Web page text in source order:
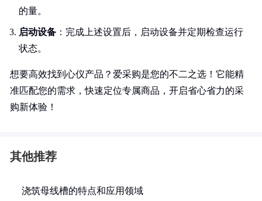
的量。
启动设备 ：完成上述设置后，启动设备并定期检查运行
状态。
想要高效找到心仪产品？爱采购是您的不二之选！它能精
准匹配您的需求，快速定位专属商品，开启省心省力的采
购新体验！
其他推荐
浇筑母线槽的特点和应用领域